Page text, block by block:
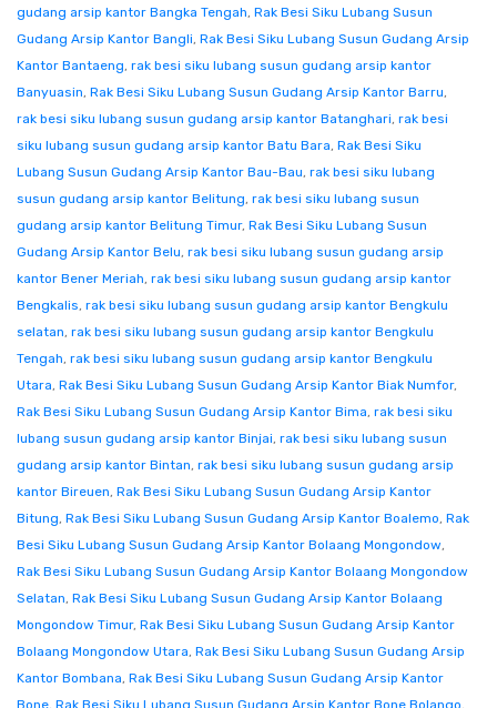
gudang arsip kantor Bangka Tengah, Rak Besi Siku Lubang Susun
Gudang Arsip Kantor Bangli, Rak Besi Siku Lubang Susun Gudang Arsip
Kantor Bantaeng, rak besi siku lubang susun gudang arsip kantor
Banyuasin, Rak Besi Siku Lubang Susun Gudang Arsip Kantor Barru,
rak besi siku lubang susun gudang arsip kantor Batanghari, rak besi
siku lubang susun gudang arsip kantor Batu Bara, Rak Besi Siku
Lubang Susun Gudang Arsip Kantor Bau-Bau, rak besi siku lubang
susun gudang arsip kantor Belitung, rak besi siku lubang susun
gudang arsip kantor Belitung Timur, Rak Besi Siku Lubang Susun
Gudang Arsip Kantor Belu, rak besi siku lubang susun gudang arsip
kantor Bener Meriah, rak besi siku lubang susun gudang arsip kantor
Bengkalis, rak besi siku lubang susun gudang arsip kantor Bengkulu
selatan, rak besi siku lubang susun gudang arsip kantor Bengkulu
Tengah, rak besi siku lubang susun gudang arsip kantor Bengkulu
Utara, Rak Besi Siku Lubang Susun Gudang Arsip Kantor Biak Numfor,
Rak Besi Siku Lubang Susun Gudang Arsip Kantor Bima, rak besi siku
lubang susun gudang arsip kantor Binjai, rak besi siku lubang susun
gudang arsip kantor Bintan, rak besi siku lubang susun gudang arsip
kantor Bireuen, Rak Besi Siku Lubang Susun Gudang Arsip Kantor
Bitung, Rak Besi Siku Lubang Susun Gudang Arsip Kantor Boalemo, Rak
Besi Siku Lubang Susun Gudang Arsip Kantor Bolaang Mongondow,
Rak Besi Siku Lubang Susun Gudang Arsip Kantor Bolaang Mongondow
Selatan, Rak Besi Siku Lubang Susun Gudang Arsip Kantor Bolaang
Mongondow Timur, Rak Besi Siku Lubang Susun Gudang Arsip Kantor
Bolaang Mongondow Utara, Rak Besi Siku Lubang Susun Gudang Arsip
Kantor Bombana, Rak Besi Siku Lubang Susun Gudang Arsip Kantor
Bone, Rak Besi Siku Lubang Susun Gudang Arsip Kantor Bone Bolango,